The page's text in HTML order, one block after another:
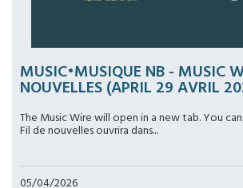
MUSIC•MUSIQUE NB - MUSIC
NOUVELLES (APRIL 29 AVRIL
The Music Wire will open in a new tab. You can
Fil de nouvelles ouvrira dans...
05/04/2026